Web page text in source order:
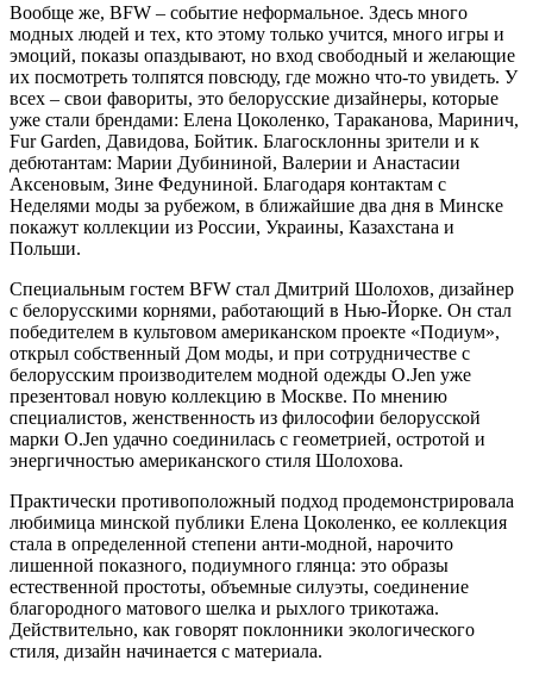
Вообще же, BFW – событие неформальное. Здесь много
модных людей и тех, кто этому только учится, много игры и
эмоций, показы опаздывают, но вход свободный и желающие
их посмотреть толпятся повсюду, где можно что-то увидеть. У
всех – свои фавориты, это белорусские дизайнеры, которые
уже стали брендами: Елена Цоколенко, Тараканова, Маринич,
Fur Garden, Давидова, Бойтик. Благосклонны зрители и к
дебютантам: Марии Дубининой, Валерии и Анастасии
Аксеновым, Зине Федуниной. Благодаря контактам с
Неделями моды за рубежом, в ближайшие два дня в Минске
покажут коллекции из России, Украины, Казахстана и
Польши.
Специальным гостем BFW стал Дмитрий Шолохов, дизайнер
с белорусскими корнями, работающий в Нью-Йорке. Он стал
победителем в культовом американском проекте «Подиум»,
открыл собственный Дом моды, и при сотрудничестве с
белорусским производителем модной одежды O.Jen уже
презентовал новую коллекцию в Москве. По мнению
специалистов, женственность из философии белорусской
марки O.Jen удачно соединилась с геометрией, остротой и
энергичностью американского стиля Шолохова.
Практически противоположный подход продемонстрировала
любимица минской публики Елена Цоколенко, ее коллекция
стала в определенной степени анти-модной, нарочито
лишенной показного, подиумного глянца: это образы
естественной простоты, объемные силуэты, соединение
благородного матового шелка и рыхлого трикотажа.
Действительно, как говорят поклонники экологического
стиля, дизайн начинается с материала.